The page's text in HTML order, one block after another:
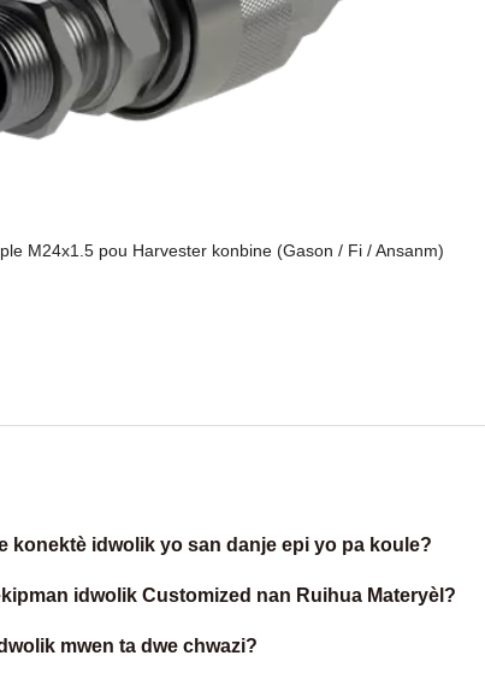
M24x1.5 pou Harvester konbine (Gason / Fi / Ansanm)
konektè idwolik yo san danje epi yo pa koule?
idwolik Customized nan Ruihua Materyèl?
mwen ta dwe chwazi?